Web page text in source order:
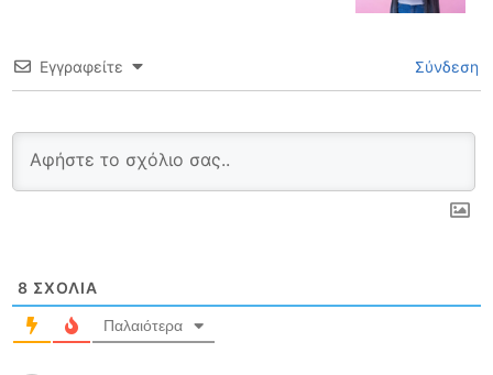
Εγγραφείτε Σύνδεση
8 ΣΧΌΛΙΑ
Παλαιότερα